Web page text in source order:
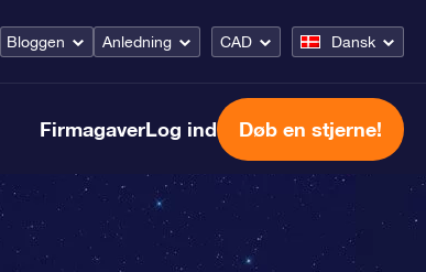
Bloggen Anledning CAD Dansk
FirmagaverLog ind Døb en stjerne!